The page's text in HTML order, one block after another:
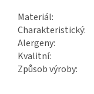
Materiál:
Charakteristický:
Alergeny:
Kvalitní:
Způsob výroby: